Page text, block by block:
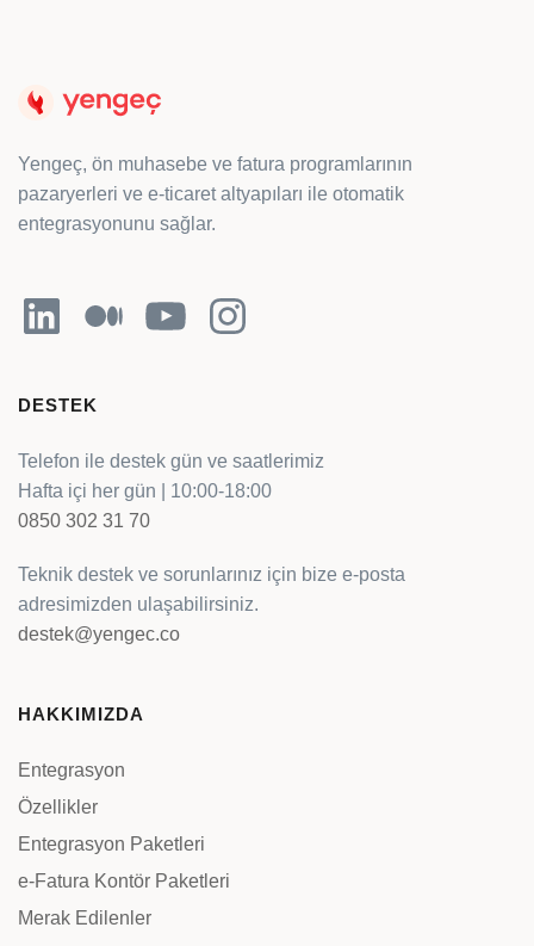
Yengeç, ön muhasebe ve fatura programlarının
pazaryerleri ve e-ticaret altyapıları ile otomatik
entegrasyonunu sağlar.
LinkedInOrta YouTubeInstagram
DESTEK
Telefon ile destek gün ve saatlerimiz
Hafta içi her gün | 10:00-18:00
0850 302 31 70
Teknik destek ve sorunlarınız için bize e-posta
adresimizden ulaşabilirsiniz.
destek@yengec.co
HAKKIMIZDA
Entegrasyon
Özellikler
Entegrasyon Paketleri
e-Fatura Kontör Paketleri
Merak Edilenler